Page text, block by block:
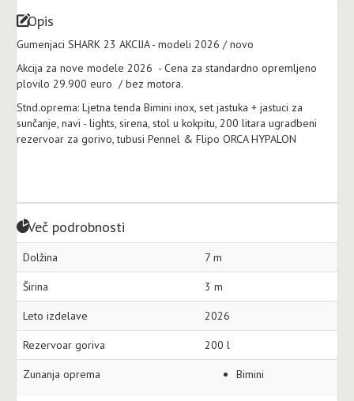
Opis
Gumenjaci SHARK 23 AKCIJA - modeli 2026 / novo
Akcija za nove modele 2026 - Cena za standardno opremljeno
plovilo 29.900 euro / bez motora.
Stnd.oprema: Ljetna tenda Bimini inox, set jastuka + jastuci za
sunčanje, navi - lights, sirena, stol u kokpitu, 200 litara ugradbeni
rezervoar za gorivo, tubusi Pennel & Flipo ORCA HYPALON
Več podrobnosti
Dolžina 7 m
Širina 3 m
Leto izdelave 2026
Rezervoar goriva 200 l
Zunanja oprema Bimini